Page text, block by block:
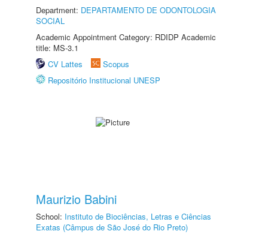
Department: DEPARTAMENTO DE ODONTOLOGIA
SOCIAL
Academic Appointment Category: RDIDP Academic
title: MS-3.1
CV Lattes
Scopus
Repositório Institucional UNESP
Maurizio Babini
School: Instituto de Biociências, Letras e Ciências
Exatas (Câmpus de São José do Rio Preto)